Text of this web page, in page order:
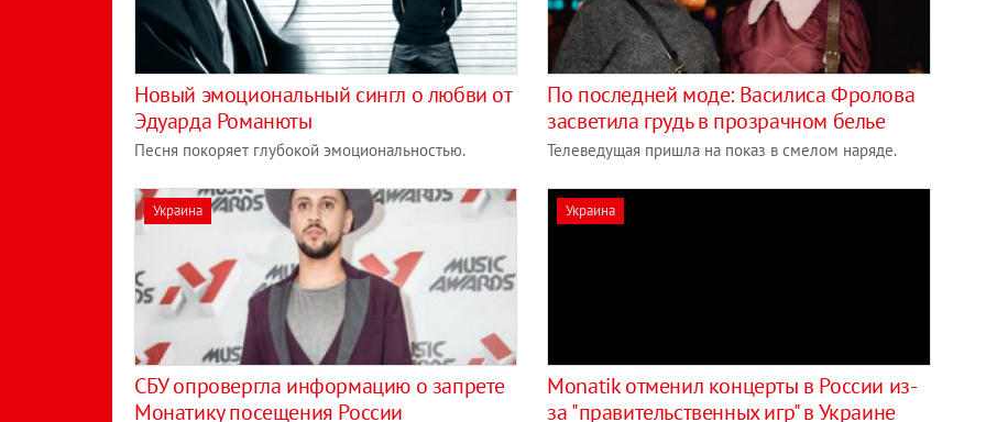
Новый эмоциональный сингл о любви от
Эдуарда Романюты
Песня покоряет глубокой эмоциональностью.
По последней моде: Василиса Фролова
засветила грудь в прозрачном белье
Телеведущая пришла на показ в смелом наряде.
Украина
СБУ опровергла информацию о запрете
Монатику посещения России
Украина
Monatik отменил концерты в России из-
за "правительственных игр" в Украине